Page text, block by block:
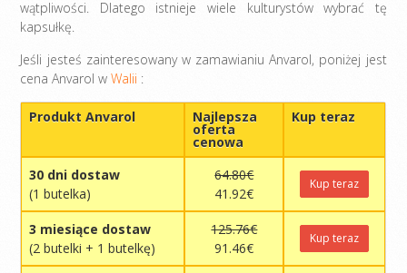
wątpliwości. Dlatego istnieje wiele kulturystów wybrać tę
kapsułkę.
Jeśli jesteś zainteresowany w zamawianiu Anvarol, poniżej jest
cena Anvarol wWalii :
Produkt Anvarol Najlepsza
oferta
cenowa
Kup teraz
30 dni dostaw
(1 butelka)
64.80€
41.92€
Kup teraz
3 miesiące dostaw
(2 butelki + 1 butelkę)
125.76€
91.46€
Kup teraz